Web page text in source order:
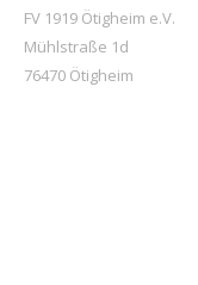
FV 1919 Ötigheim e.V.
Mühlstraße 1d
76470 Ötigheim